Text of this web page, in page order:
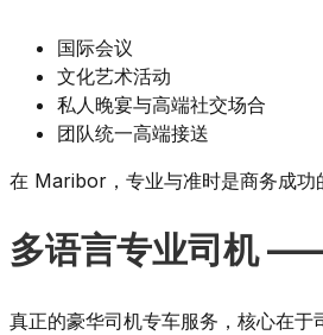
国际会议
文化艺术活动
私人晚宴与高端社交场合
团队统一高端接送
在 Maribor，专业与准时是商务成功
多语言专业司机
真正的豪华司机专车服务，核心在于